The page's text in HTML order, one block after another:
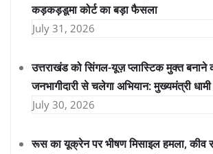
कड़कड़डूमा कोर्ट का बड़ा फैसला
July 31, 2026
उत्तराखंड को सिंगल-यूज़ प्लास्टिक मुक्त
जनभागीदारी से चलेगा अभियान: मुख्यमंत्री धामी
July 30, 2026
रूस का यूक्रेन पर भीषण मिसाइल हमला,